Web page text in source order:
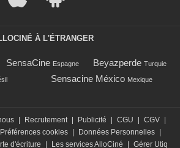
À L'ÉTRANGER
SensaCine Espagne Beyazperde Turquie
Sensacine México Mexique
Recrutement Publicité CGU CGV
Préférences cookies Données Personnelles
d'écriture Les services AlloCiné Gérer Utiq